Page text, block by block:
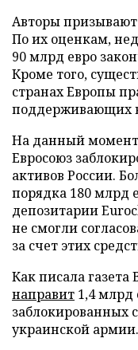
Авторы призывают
По их оценкам,
90 млрд евро
Кроме того,
странах Европы
поддерживающих
На данный
Евросоюз
активов России.
порядка 180 млрд
депозитарии
не смогли
за счет этих
Как писала
направит 1,4 млрд
заблокированных
украинской армии.